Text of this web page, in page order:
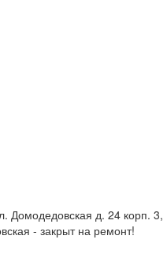
Домодедовская д. 24 корп. 3,
- закрыт на ремонт!